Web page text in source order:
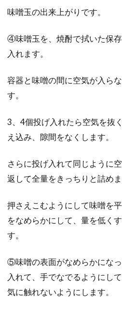
味噌玉の出来上がりです。
④味噌玉を、焼酎で拭いた保
入れます。
容器と味噌の間に空気が入ら
す。
3、4個投げ入れたら空気を抜
え込み、隙間をなくします。
さらに投げ入れて同じように
返して全量をきっちりと詰めま
押さえこむようにして味噌を
をなめらかにして、量を低く
す。
⑤味噌の表面がなめらかにな
入れて、手でなでるようにし
気に触れないようにします。